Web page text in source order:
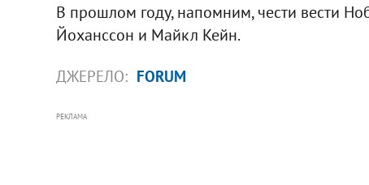
В прошлом году, напомним, чести вести
Йоханссон и Майкл Кейн.
ДЖЕРЕЛО: FORUM
РЕКЛАМА